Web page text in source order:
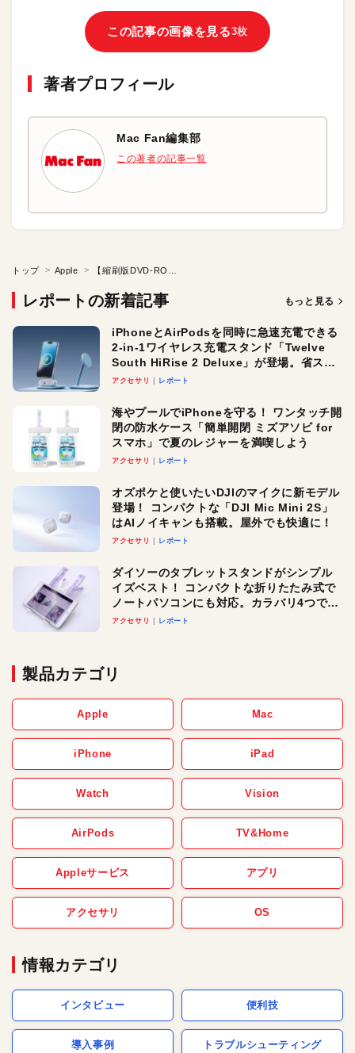
この記事の画像を見る3枚
著者プロフィール
Mac Fan編集部
この著者の記事一覧
トップ Apple
レポートの新着記事 もっと見る
iPhoneとAirPodsを同時に急速充電できる
2-in-1ワイヤレス充電スタンド「Twelve
South HiRise 2 Deluxe」が登場。省スペ
ースでおしゃれに充電したい人にオスス
アクセサリ レポート
海やプールでiPhoneを守る！ ワンタッチ開
閉の防水ケース「簡単開閉 ミズアソビ for
スマホ」で夏のレジャーを満喫しよう
アクセサリ レポート
オズポケと使いたいDJIのマイクに新モデル
登場！ コンパクトな「DJI Mic Mini 2S」
はAIノイキャンも搭載。屋外でも快適に！
アクセサリ レポート
ダイソーのタブレットスタンドがシンプル
イズベスト！ コンパクトな折りたたみ式で
ノートパソコンにも対応。カラバリ4つで選
べる楽しさも
アクセサリ レポート
製品カテゴリ
Apple Mac
iPhone iPad
Watch Vision
AirPods TV&Home
Appleサービス アプリ
アクセサリ OS
情報カテゴリ
インタビュー 便利技
導入事例 トラブルシューティング